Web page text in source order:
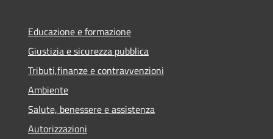
Educazione e formazione
Giustizia e sicurezza pubblica
Tributi,finanze e contravvenzioni
Ambiente
Salute, benessere e assistenza
Autorizzazioni